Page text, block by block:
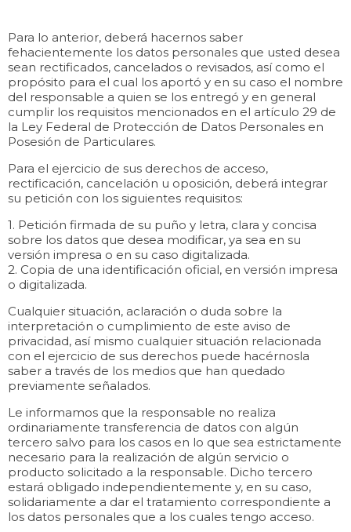
Para lo anterior, deberá hacernos saber
fehacientemente los datos personales que usted desea
sean rectificados, cancelados o revisados, así como el
propósito para el cual los aportó y en su caso el nombre
del responsable a quien se los entregó y en general
cumplir los requisitos mencionados en el artículo 29 de
la Ley Federal de Protección de Datos Personales en
Posesión de Particulares.
Para el ejercicio de sus derechos de acceso,
rectificación, cancelación u oposición, deberá integrar
su petición con los siguientes requisitos:
1. Petición firmada de su puño y letra, clara y concisa
sobre los datos que desea modificar, ya sea en su
versión impresa o en su caso digitalizada.
2. Copia de una identificación oficial, en versión impresa
o digitalizada.
Cualquier situación, aclaración o duda sobre la
interpretación o cumplimiento de este aviso de
privacidad, así mismo cualquier situación relacionada
con el ejercicio de sus derechos puede hacérnosla
saber a través de los medios que han quedado
previamente señalados.
Le informamos que la responsable no realiza
ordinariamente transferencia de datos con algún
tercero salvo para los casos en lo que sea estrictamente
necesario para la realización de algún servicio o
producto solicitado a la responsable. Dicho tercero
estará obligado independientemente y, en su caso,
solidariamente a dar el tratamiento correspondiente a
los datos personales que a los cuales tengo acceso.